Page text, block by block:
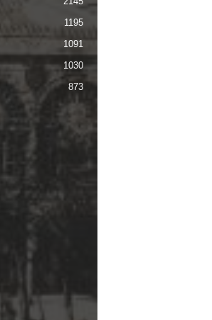
1195
1091
1030
873